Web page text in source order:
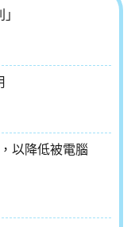
以降低被電腦